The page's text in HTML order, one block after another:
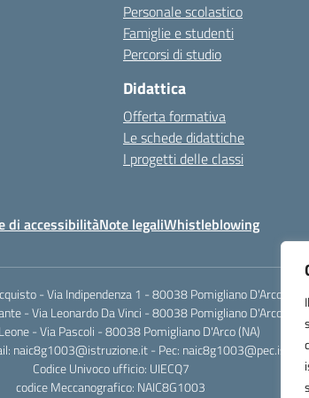
Personale scolastico
Famiglie e studenti
Percorsi di studio
Didattica
Offerta formativa
Le schede didattiche
I progetti delle classi
di accessibilitàNote legaliWhistleblowing
- Via Indipendenza 1 - 80038 Pomigliano D'Arco (NA)
- Via Leonardo Da Vinci - 80038 Pomigliano D'Arco (NA)
- Via Pascoli - 80038 Pomigliano D'Arco (NA)
naic8g1003@istruzione.it - Pec:
Codice Univoco ufficio: UIECQ7
codice Meccanografico: NAIC8G1003